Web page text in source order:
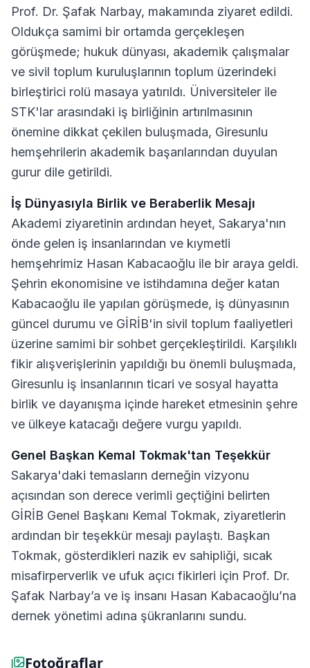
Prof. Dr. Şafak Narbay, makamında ziyaret edildi.
Oldukça samimi bir ortamda gerçekleşen
görüşmede; hukuk dünyası, akademik çalışmalar
ve sivil toplum kuruluşlarının toplum üzerindeki
birleştirici rolü masaya yatırıldı. Üniversiteler ile
STK'lar arasındaki iş birliğinin artırılmasının
önemine dikkat çekilen buluşmada, Giresunlu
hemşehrilerin akademik başarılarından duyulan
gurur dile getirildi.
İş Dünyasıyla Birlik ve Beraberlik Mesajı
Akademi ziyaretinin ardından heyet, Sakarya'nın
önde gelen iş insanlarından ve kıymetli
hemşehrimiz Hasan Kabacaoğlu ile bir araya geldi.
Şehrin ekonomisine ve istihdamına değer katan
Kabacaoğlu ile yapılan görüşmede, iş dünyasının
güncel durumu ve GİRİB'in sivil toplum faaliyetleri
üzerine samimi bir sohbet gerçekleştirildi. Karşılıklı
fikir alışverişlerinin yapıldığı bu önemli buluşmada,
Giresunlu iş insanlarının ticari ve sosyal hayatta
birlik ve dayanışma içinde hareket etmesinin şehre
ve ülkeye katacağı değere vurgu yapıldı.
Genel Başkan Kemal Tokmak'tan Teşekkür
Sakarya'daki temasların derneğin vizyonu
açısından son derece verimli geçtiğini belirten
GİRİB Genel Başkanı Kemal Tokmak, ziyaretlerin
ardından bir teşekkür mesajı paylaştı. Başkan
Tokmak, gösterdikleri nazik ev sahipliği, sıcak
misafirperverlik ve ufuk açıcı fikirleri için Prof. Dr.
Şafak Narbay’a ve iş insanı Hasan Kabacaoğlu’na
dernek yönetimi adına şükranlarını sundu.
Fotoğraflar